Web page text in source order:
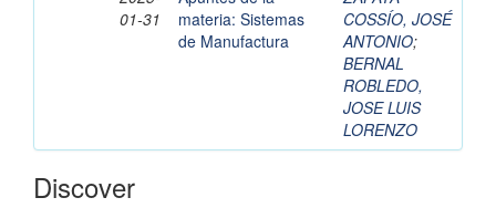
01-31
materia: Sistemas
de Manufactura
COSSÍO, JOSÉ
ANTONIO;
BERNAL
ROBLEDO,
JOSE LUIS
LORENZO
Discover